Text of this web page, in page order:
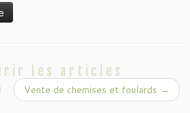
les articles
Vente de chemises et foulards →